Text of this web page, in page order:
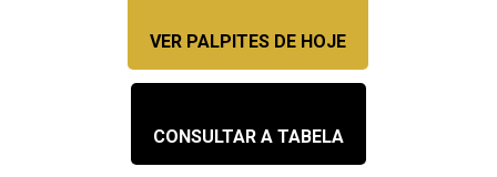
VER PALPITES DE HOJE
CONSULTAR A TABELA